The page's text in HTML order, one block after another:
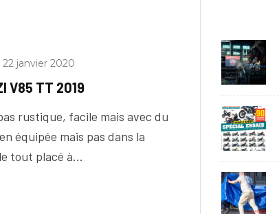
22 janvier 2020
V85 TT 2019
rustique, facile mais avec du
équipée mais pas dans la
tout placé à...